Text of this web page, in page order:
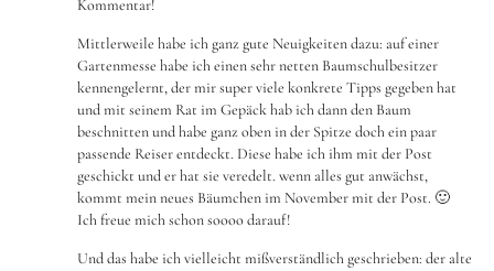
Kommentar!
Mittlerweile habe ich ganz gute Neuigkeiten dazu: auf einer
Gartenmesse habe ich einen sehr netten Baumschulbesitzer
kennengelernt, der mir super viele konkrete Tipps gegeben hat
und mit seinem Rat im Gepäck hab ich dann den Baum
beschnitten und habe ganz oben in der Spitze doch ein paar
passende Reiser entdeckt. Diese habe ich ihm mit der Post
geschickt und er hat sie veredelt. wenn alles gut anwächst,
kommt mein neues Bäumchen im November mit der Post. 🙂
Ich freue mich schon soooo darauf!
Und das habe ich vielleicht mißverständlich geschrieben: der alte